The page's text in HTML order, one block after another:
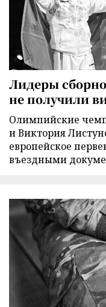
Лидеры
не получили
Олимпийские
и Виктория
европейское
въездными